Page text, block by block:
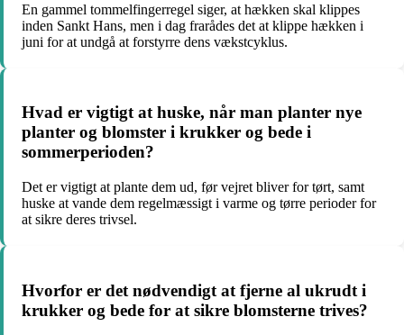
En gammel tommelfingerregel siger, at hækken skal klippes
inden Sankt Hans, men i dag frarådes det at klippe hækken i
juni for at undgå at forstyrre dens vækstcyklus.
Hvad er vigtigt at huske, når man planter nye
planter og blomster i krukker og bede i
sommerperioden?
Det er vigtigt at plante dem ud, før vejret bliver for tørt, samt
huske at vande dem regelmæssigt i varme og tørre perioder for
at sikre deres trivsel.
Hvorfor er det nødvendigt at fjerne al ukrudt i
krukker og bede for at sikre blomsterne trives?